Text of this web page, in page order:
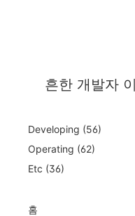
흔한 개발자
Developing (56)
Operating (62)
Etc (36)
홈